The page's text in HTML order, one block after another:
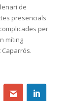
de
presencials
per
míting